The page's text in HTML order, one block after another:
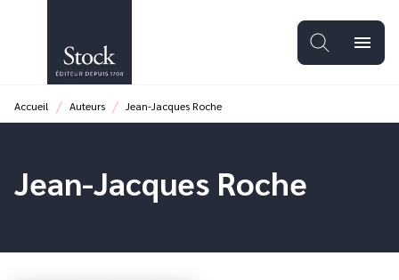
PIED DE PAGE
menu
Accueil / Auteurs / Jean-Jacques Roche
Jean-Jacques Roche